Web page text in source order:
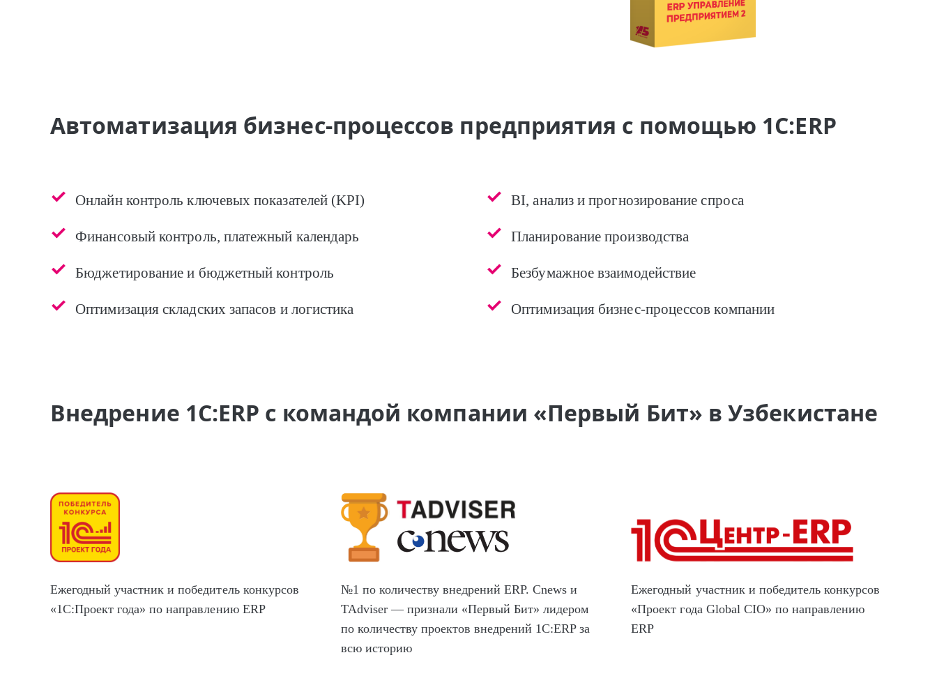
Автоматизация бизнес-процессов предприятия с помощью 1С:ERP
Онлайн контроль ключевых показателей (KPI)
Финансовый контроль, платежный календарь
Бюджетирование и бюджетный контроль
Оптимизация складских запасов и логистика
BI, анализ и прогнозирование спроса
Планирование производства
Безбумажное взаимодействие
Оптимизация бизнес-процессов компании
Внедрение 1С:ERP c командой компании «Первый Бит» в Узбекистане
Ежегодный участник и победитель конкурсов
«1С:Проект года» по направлению ERP
№1 по количеству внедрений ERP. Cnews и
TAdviser — признали «Первый Бит» лидером
по количеству проектов внедрений 1С:ERP за
всю историю
Ежегодный участник и победитель конкурсов
«Проект года Global CIO» по направлению
ERP